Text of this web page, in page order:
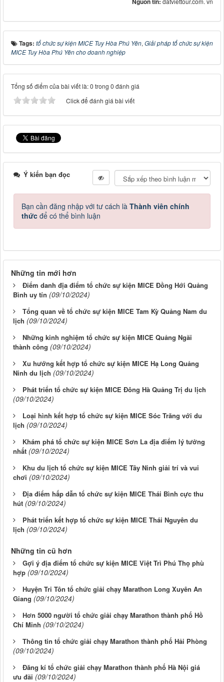
Tags: tổ chức sự kiện MICE Tuy Hòa Phú Yên, Giải pháp tổ chức sự kiện
MICE Tuy Hòa Phú Yên cho doanh nghiệp
Tổng số điểm của bài viết là: 0 trong 0 đánh giá
Click để đánh giá bài viết
Ý kiến bạn đọc
Bạn cần đăng nhập với tư cách là Thành viên chính
thức để có thể bình luận
Những tin mới hơn
Điểm danh địa điểm tổ chức sự kiện MICE Đồng Hới Quảng
Bình uy tín (09/10/2024)
Tổng quan về tổ chức sự kiện MICE Tam Kỳ Quảng Nam du
lịch (09/10/2024)
Những kinh nghiệm tổ chức sự kiện MICE Quảng Ngãi
thành công (09/10/2024)
Xu hướng kết hợp tổ chức sự kiện MICE Hạ Long Quảng
Ninh du lịch (09/10/2024)
Phát triển tổ chức sự kiện MICE Đông Hà Quảng Trị du lịch
(09/10/2024)
Loại hình kết hợp tổ chức sự kiện MICE Sóc Trăng với du
lịch (09/10/2024)
Khám phá tổ chức sự kiện MICE Sơn La địa điểm lý tưởng
nhất (09/10/2024)
Khu du lịch tổ chức sự kiện MICE Tây Ninh giải trí và vui
chơi (09/10/2024)
Địa điểm hấp dẫn tổ chức sự kiện MICE Thái Bình cực thu
hút (09/10/2024)
Phát triển kết hợp tổ chức sự kiện MICE Thái Nguyên du
lịch (09/10/2024)
Những tin cũ hơn
Gợi ý địa điểm tổ chức sự kiện MICE Việt Trì Phú Thọ phù
hợp (09/10/2024)
Huyện Tri Tôn tổ chức giải chạy Marathon Long Xuyên An
Giang (09/10/2024)
Hơn 5000 người tổ chức giải chạy Marathon thành phố Hồ
Chí Minh (09/10/2024)
Thông tin tổ chức giải chạy Marathon thành phố Hải Phòng
(09/10/2024)
Đăng kí tổ chức giải chạy Marathon thành phố Hà Nội giá
ưu đãi (09/10/2024)